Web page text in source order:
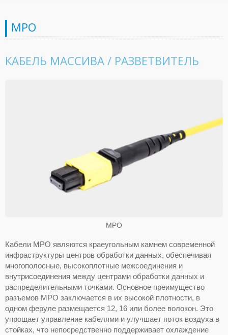
MPO
КАБЕЛЬ МАССИВА / РАЗВЕТВИТЕЛЬ
MPO
Кабели MPO являются краеугольным камнем современной
инфраструктуры центров обработки данных, обеспечивая
многополосные, высокоплотные межсоединения и
внутрисоединения между центрами обработки данных и
распределительными точками. Основное преимущество
разъемов MPO заключается в их высокой плотности, в
одном феруле размещается 12, 16 или более волокон. Это
упрощает управление кабелями и улучшает поток воздуха в
стойках, что непосредственно поддерживает охлаждение